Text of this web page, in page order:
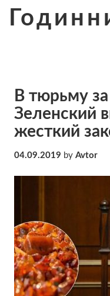
В тюрьму
Зеленский
жесткий
04.09.2019 by Avtor